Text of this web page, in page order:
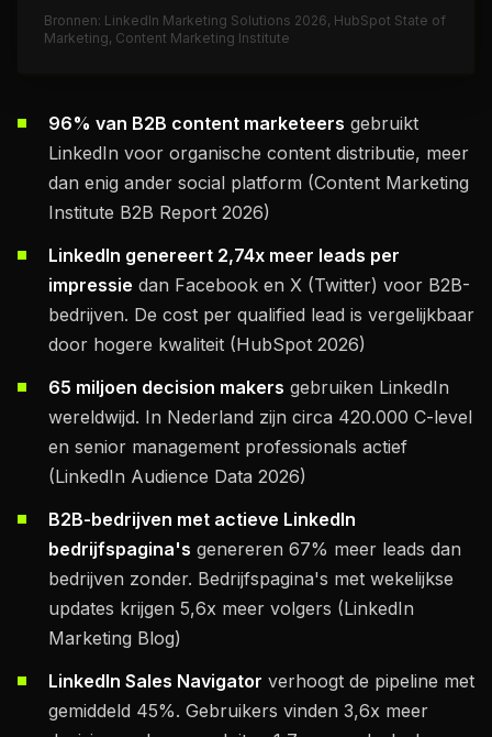
Bronnen: LinkedIn Marketing Solutions 2026, HubSpot State of
Marketing, Content Marketing Institute
96% van B2B content marketeers gebruikt
LinkedIn voor organische content distributie, meer
dan enig ander social platform (Content Marketing
Institute B2B Report 2026)
LinkedIn genereert 2,74x meer leads per
impressie dan Facebook en X (Twitter) voor B2B-
bedrijven. De cost per qualified lead is vergelijkbaar
door hogere kwaliteit (HubSpot 2026)
65 miljoen decision makers gebruiken LinkedIn
wereldwijd. In Nederland zijn circa 420.000 C-level
en senior management professionals actief
(LinkedIn Audience Data 2026)
B2B-bedrijven met actieve LinkedIn
bedrijfspagina's genereren 67% meer leads dan
bedrijven zonder. Bedrijfspagina's met wekelijkse
updates krijgen 5,6x meer volgers (LinkedIn
Marketing Blog)
LinkedIn Sales Navigator verhoogt de pipeline met
gemiddeld 45%. Gebruikers vinden 3,6x meer